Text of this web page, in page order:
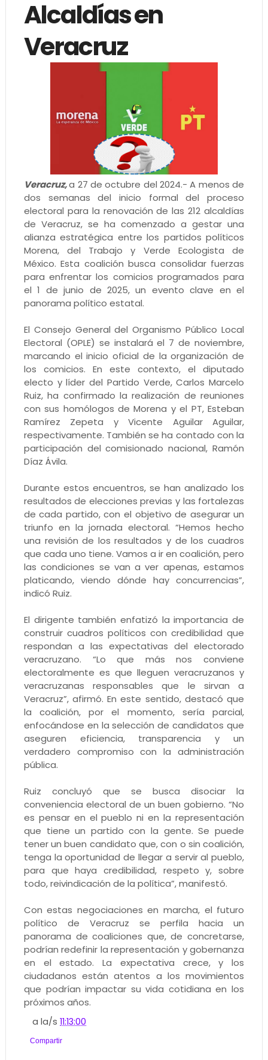
Alcaldías en
Veracruz
Veracruz,a 27 de octubre del 2024.- A menos de
dos semanas del inicio formal del proceso
electoral para la renovación de las 212 alcaldías
de Veracruz, se ha comenzado a gestar una
alianza estratégica entre los partidos políticos
Morena, del Trabajo y Verde Ecologista de
México. Esta coalición busca consolidar fuerzas
para enfrentar los comicios programados para
el 1 de junio de 2025, un evento clave en el
panorama político estatal.
El Consejo General del Organismo Público Local
Electoral (OPLE) se instalará el 7 de noviembre,
marcando el inicio oficial de la organización de
los comicios. En este contexto, el diputado
electo y líder del Partido Verde, Carlos Marcelo
Ruiz, ha confirmado la realización de reuniones
con sus homólogos de Morena y el PT, Esteban
Ramírez Zepeta y Vicente Aguilar Aguilar,
respectivamente. También se ha contado con la
participación del comisionado nacional, Ramón
Díaz Ávila.
Durante estos encuentros, se han analizado los
resultados de elecciones previas y las fortalezas
de cada partido, con el objetivo de asegurar un
triunfo en la jornada electoral. “Hemos hecho
una revisión de los resultados y de los cuadros
que cada uno tiene. Vamos a ir en coalición, pero
las condiciones se van a ver apenas, estamos
platicando, viendo dónde hay concurrencias”,
indicó Ruiz.
El dirigente también enfatizó la importancia de
construir cuadros políticos con credibilidad que
respondan a las expectativas del electorado
veracruzano. “Lo que más nos conviene
electoralmente es que lleguen veracruzanos y
veracruzanas responsables que le sirvan a
Veracruz”, afirmó. En este sentido, destacó que
la coalición, por el momento, sería parcial,
enfocándose en la selección de candidatos que
aseguren eficiencia, transparencia y un
verdadero compromiso con la administración
pública.
Ruiz concluyó que se busca disociar la
conveniencia electoral de un buen gobierno. “No
es pensar en el pueblo ni en la representación
que tiene un partido con la gente. Se puede
tener un buen candidato que, con o sin coalición,
tenga la oportunidad de llegar a servir al pueblo,
para que haya credibilidad, respeto y, sobre
todo, reivindicación de la política”, manifestó.
Con estas negociaciones en marcha, el futuro
político de Veracruz se perfila hacia un
panorama de coaliciones que, de concretarse,
podrían redefinir la representación y gobernanza
en el estado. La expectativa crece, y los
ciudadanos están atentos a los movimientos
que podrían impactar su vida cotidiana en los
próximos años.
a la/s11:13:00
Compartir